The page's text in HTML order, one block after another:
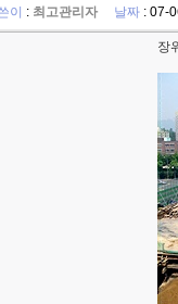
이 : 최고관리자 날짜 : 07-
장